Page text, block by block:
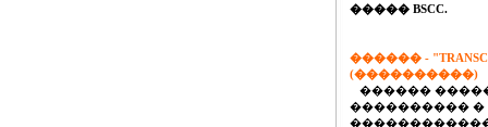
����� BSCC.
������ -
(����������)
������
����������